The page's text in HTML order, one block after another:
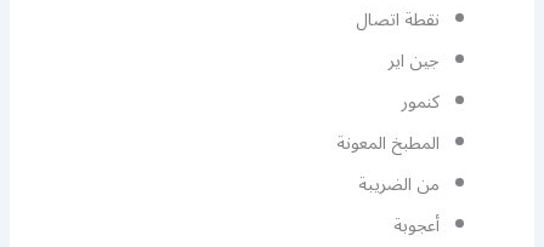
نقطة اتصال
جين اير
كنمور
المطبخ المعونة
من الضريبة
أعجوبة